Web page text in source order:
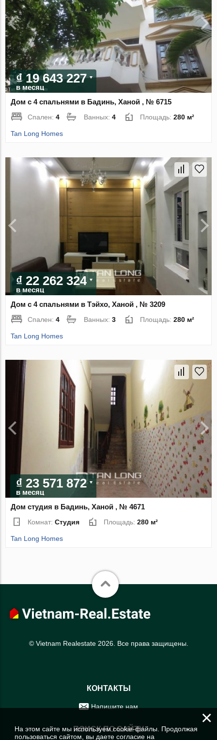
₫ 19 643 227
в месяц
Дом с 4 спальнями в Бадинь, Ханой , № 6715
Спален:4 Ванных:4 Площадь:280 м²
Tan Long Homes
₫ 22 262 324
в месяц
Дом с 4 спальнями в Тэйхо, Ханой , № 3209
Спален:4 Ванных:3 Площадь:280 м²
Tan Long Homes
₫ 23 571 872
в месяц
Дом студия в Бадинь, Ханой , № 4671
Комнат:Студия Площадь:280 м²
Tan Long Homes
© Vietnam Realestate 2026. Все права защищены.
КОНТАКТЫ
Напишите нам
ПОИСК ПО САЙТУ
×
На этом сайте мы используем cookie-файлы. Продолжая
пользоваться сайтом, вы даете согласие на